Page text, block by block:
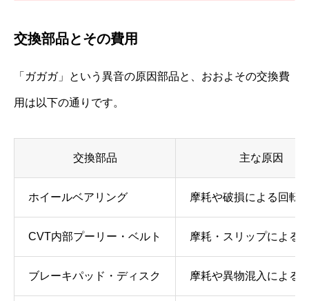
交換部品とその費用
「ガガガ」という異音の原因部品と、おおよその交換費
用は以下の通りです。
交換部品 主な原因
ホイールベアリング 摩耗や破損による回転
CVT内部プーリー・ベルト 摩耗・スリップによる
ブレーキパッド・ディスク 摩耗や異物混入による